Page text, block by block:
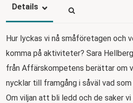
Details
Hur lyckas vi nå småföretagen och
komma på aktiviteter? Sara
från Affärskompetens berättar om
nycklar till framgång i såväl vad som
Om viljan att bli ledd och de saker